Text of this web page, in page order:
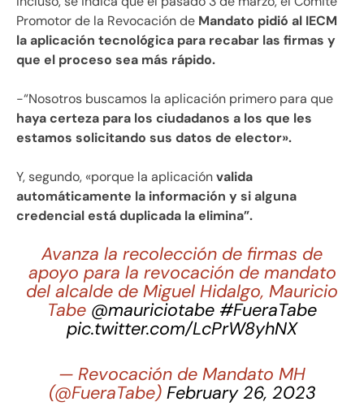
Promotor de la Revocación de Mandato pidió al IECM
la aplicación tecnológica para recabar las firmas y
que el proceso sea más rápido.
-“Nosotros buscamos la aplicación primero para que
haya certeza para los ciudadanos a los que les
estamos solicitando sus datos de elector».
Y, segundo, «porque la aplicaciónvalida
automáticamente la información y si alguna
credencial está duplicada la elimina”.
Avanza la recolección de firmas de
apoyo para la revocación de mandato
del alcalde de Miguel Hidalgo, Mauricio
Tabe @mauriciotabe #FueraTabe
pic.twitter.com/LcPrW8yhNX
— Revocación de Mandato MH
(@FueraTabe) February 26, 2023